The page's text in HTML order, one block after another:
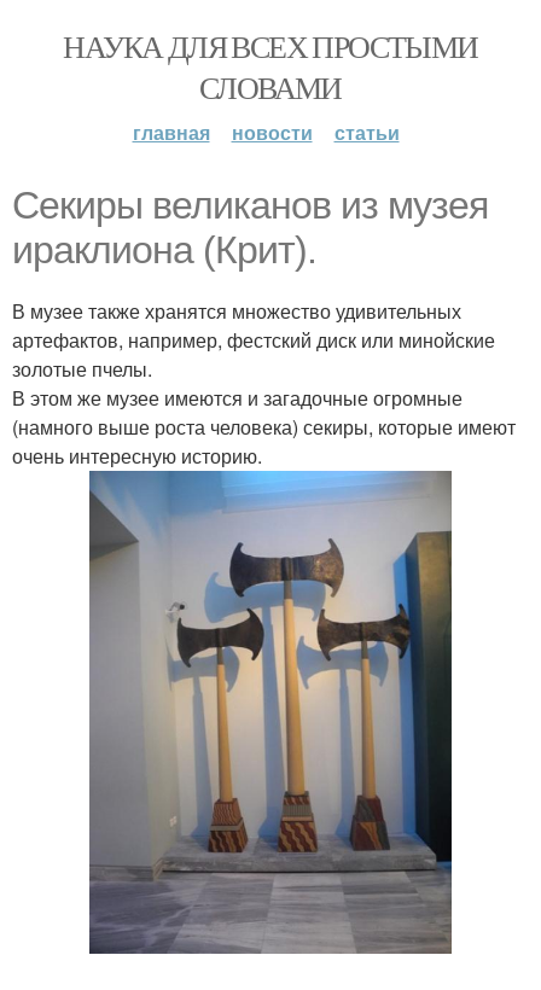
НАУКА ДЛЯ ВСЕХ ПРОСТЫМИ
СЛОВАМИ
главная новости статьи
Секиры великанов из музея
ираклиона (Крит).
В музее также хранятся множество удивительных
артефактов, например, фестский диск или минойские
золотые пчелы.
В этом же музее имеются и загадочные огромные
(намного выше роста человека) секиры, которые имеют
очень интересную историю.